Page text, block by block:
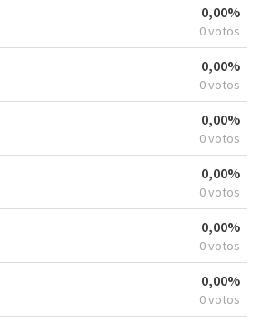
0,00%
0 votos
0,00%
0 votos
0,00%
0 votos
0,00%
0 votos
0,00%
0 votos
0,00%
0 votos